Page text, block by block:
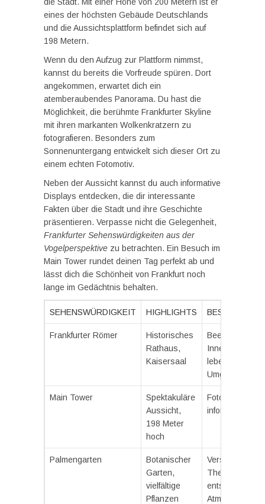
die Stadt. Mit einer Höhe von 200 Metern ist er
eines der höchsten Gebäude Deutschlands
und die Aussichtsplattform befindet sich auf
198 Metern.
Wenn du den Aufzug zur Plattform nimmst,
kannst du bereits die Vorfreude spüren. Dort
angekommen, erwartet dich ein
atemberaubendes Panorama. Du hast die
Möglichkeit, die berühmte Frankfurter Skyline
mit ihren markanten Wolkenkratzern zu
fotografieren. Besonders zum
Sonnenuntergang entwickelt sich dieser Ort zu
einem echten Fotomotiv.
Neben der Aussicht kannst du auch informative
Displays entdecken, die dir interessante
Fakten über die Stadt und ihre Geschichte
präsentieren. Verpasse nicht die Gelegenheit,
Frankfurter Sehenswürdigkeiten aus der
Vogelperspektive zu betrachten. Ein Besuch im
Main Tower rundet deinen Tag perfekt ab und
lässt dich die Schönheit von Frankfurt noch
lange im Gedächtnis behalten.
SEHENSWÜRDIGKEIT HIGHLIGHTS
Frankfurter Römer
Historisches
Rathaus,
Kaisersaal
lebendige
Umgebung
Main Tower
Spektakuläre
Aussicht,
198 Meter
hoch
Fotogene
informative
Palmengarten
Botanischer
Garten,
vielfältige
Pflanzen
Verschiedene
Themengärten,
entspannende
Atmosphäre